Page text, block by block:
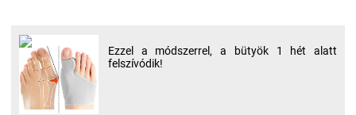
Ezzel a módszerrel, a bütyök 1 hét alatt
felszívódik!